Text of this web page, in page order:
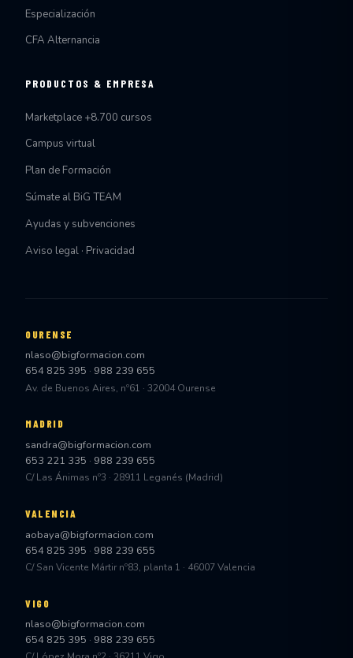
Especialización
CFA Alternancia
PRODUCTOS & EMPRESA
Marketplace +8.700 cursos
Campus virtual
Plan de Formación
Súmate al BiG TEAM
Ayudas y subvenciones
Aviso legal · Privacidad
OURENSE
nlaso@bigformacion.com
654 825 395 · 988 239 655
Av. de Buenos Aires, nº61 · 32004 Ourense
MADRID
sandra@bigformacion.com
653 221 335 · 988 239 655
C/ Las Ánimas nº3 · 28911 Leganés (Madrid)
VALENCIA
aobaya@bigformacion.com
654 825 395 · 988 239 655
C/ San Vicente Mártir nº83, planta 1 · 46007 Valencia
VIGO
nlaso@bigformacion.com
654 825 395 · 988 239 655